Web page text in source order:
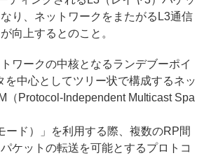
り、ネットワークをまたがるL3通信
向上するとのこと。
ワークの中核となるランデブーポイ
を中心としてツリー状で構成するネッ
（Protocol-Independent Multicast Spa
ード）」を利用する際、複数のRP間
ケットの転送を可能とするプロトコ